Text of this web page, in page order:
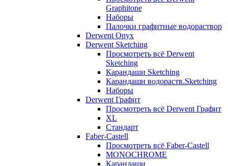
Graphitone
Наборы
Палочки графитные водораствор
Derwent Onyx
Derwent Sketching
Просмотреть всё Derwent
Sketching
Карандаши Sketching
Карандаши водораств.Sketching
Наборы
Derwent Графит
Просмотреть всё Derwent Графит
XL
Стандарт
Faber-Castell
Просмотреть всё Faber-Castell
MONOCHROME
Карандаши